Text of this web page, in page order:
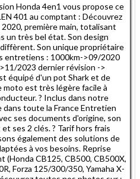
Honda 4en1 vous propose ce
401 au comptant : Découvrez
première main, totalisant
un très bel état. Son design
Son unique propriétaire
entretiens : 1000km->09/2020
2023 dernier révision ->
équipé d'un pot Shark et de
est très légère facile à
? Inclus dans notre
dans toute la France Entretien
ses documents d'origine, son
ses 2 clés. ? Tarif hors frais
également des solutions de
à vos besoins. Reprise
(Honda CB125, CB500, CB500X,
Forza 125/300/350, Yamaha X-